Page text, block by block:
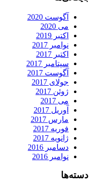
آگوست 2020
می 2020
اکتبر 2019
نوامبر 2017
اکتبر 2017
سپتامبر 2017
آگوست 2017
جولای 2017
ژوئن 2017
می 2017
آوریل 2017
مارس 2017
فوریه 2017
ژانویه 2017
دسامبر 2016
نوامبر 2016
دسته‌ها